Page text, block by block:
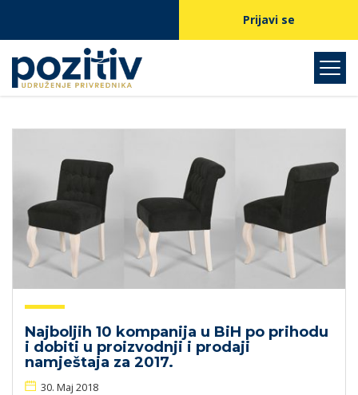
Prijavi se
Najboljih 10 kompanija u BiH po prihodu
i dobiti u proizvodnji i prodaji
namještaja za 2017.
30. Maj 2018